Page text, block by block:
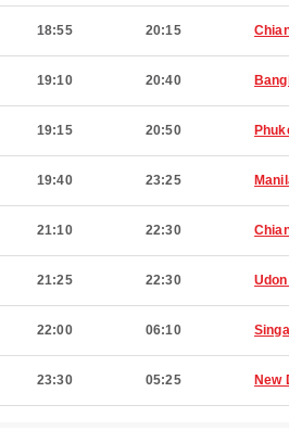
18:55 20:15
19:10 20:40
19:15 20:50
19:40 23:25
21:10 22:30
21:25 22:30
22:00 06:10
23:30 05:25 New